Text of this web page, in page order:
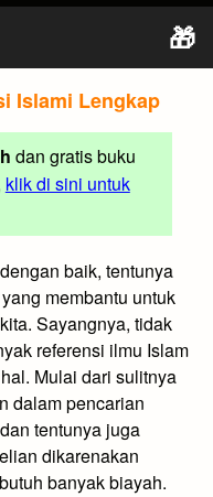
🎁
Islami Lengkap
dan gratis buku
klik di sini untuk
baik, tentunya
membantu untuk
Sayangnya, tidak
referensi ilmu Islam
Mulai dari sulitnya
dalam pencarian
tentunya juga
dikarenakan
banyak biayah.